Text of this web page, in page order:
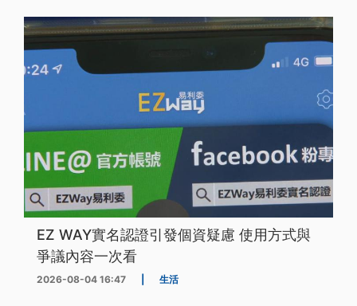
EZ WAY實名認證引發個資疑慮 使用方式與
爭議內容一次看
2026-08-04 16:47 生活